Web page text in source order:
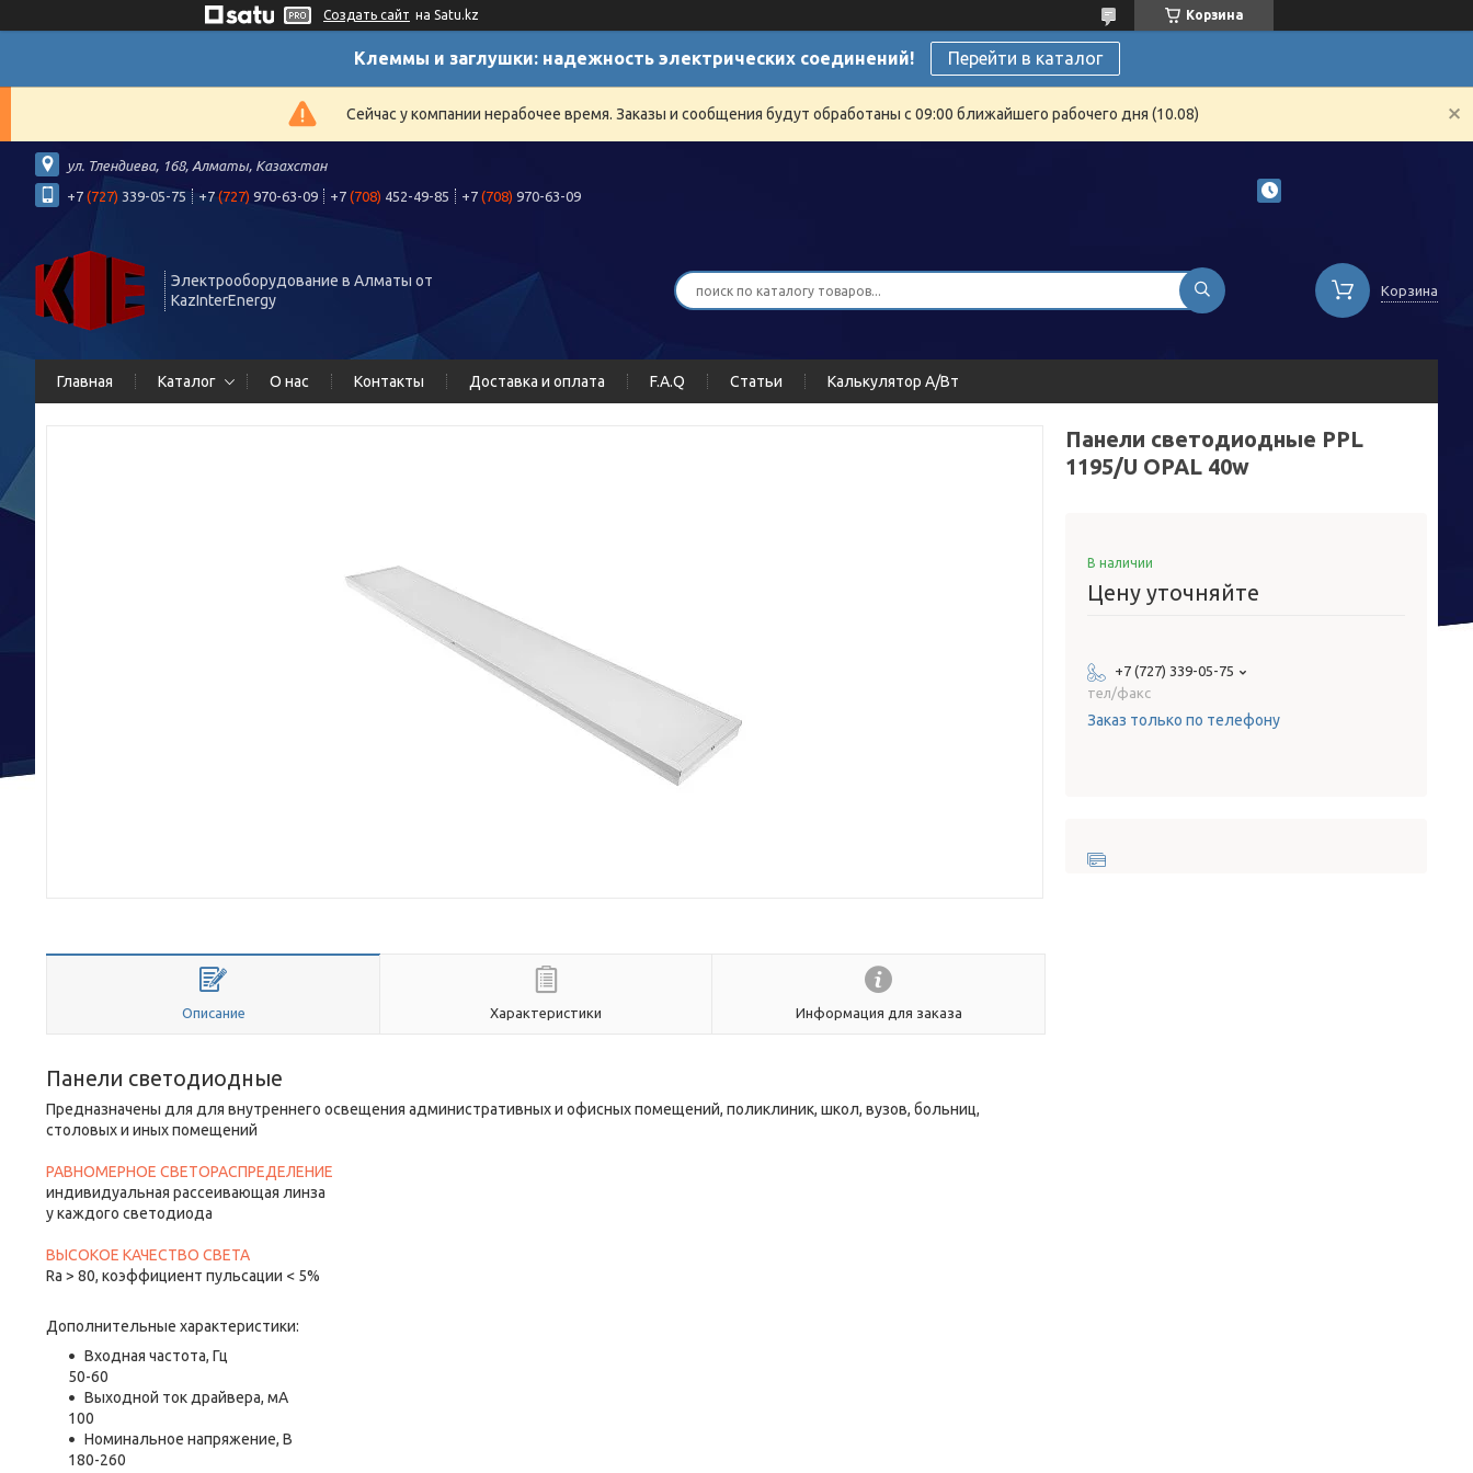
Создать сайт на Satu.kz Корзина
Клеммы и заглушки: надежность электрических соединений! Перейти в каталог
Сейчас у компании нерабочее время. Заказы и сообщения будут обработаны с 09:00 ближайшего рабочего дня (10.08)
ул. Тлендиева, 168, Алматы, Казахстан
+7 (727) 339-05-75 +7 (727) 970-63-09 +7 (708) 452-49-85 +7 (708) 970-63-09
Электрооборудование в Алматы от
KazInterEnergy
Корзина
Главная Каталог О нас Контакты Доставка и оплата F.A.Q Статьи Калькулятор А/Вт
Описание Характеристики Информация для заказа
Панели светодиодные
Предназначены для для внутреннего освещения административных и офисных помещений, поликлиник, школ, вузов, больниц,
столовых и иных помещений
РАВНОМЕРНОЕ СВЕТОРАСПРЕДЕЛЕНИЕ
индивидуальная рассеивающая линза
у каждого светодиода
ВЫСОКОЕ КАЧЕСТВО СВЕТА
Ra > 80, коэффициент пульсации < 5%
Дополнительные характеристики:
Входная частота, Гц
50-60
Выходной ток драйвера, мА
100
Номинальное напряжение, В
180-260
Панели светодиодные PPL
1195/U OPAL 40w
В наличии
Цену уточняйте
+7 (727) 339-05-75
тел/факс
Заказ только по телефону